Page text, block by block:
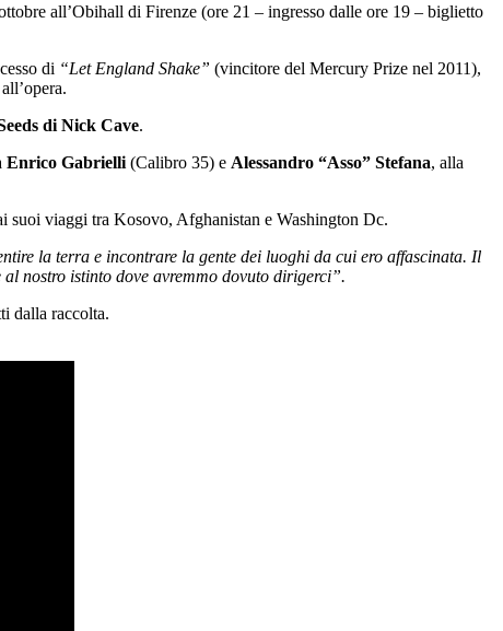
all’Obihall di Firenze (ore 21 – ingresso dalle ore 19 – biglietto
di “Let England Shake” (vincitore del Mercury Prize nel 2011),
di Nick Cave.
Enrico Gabrielli (Calibro 35) e Alessandro “Asso” Stefana, alla
suoi viaggi tra Kosovo, Afghanistan e Washington Dc.
la terra e incontrare la gente dei luoghi da cui ero affascinata. Il
nostro istinto dove avremmo dovuto dirigerci”.
dalla raccolta.